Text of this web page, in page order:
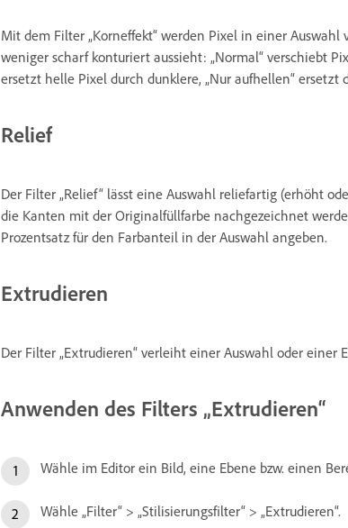
Mit dem Filter „Korneffekt“ werden Pixel in einer
weniger scharf konturiert aussieht: „Normal“ verschiebt
ersetzt helle Pixel durch dunklere, „Nur aufhellen“
Relief
Der Filter „Relief“ lässt eine Auswahl reliefartig (erhöht
die Kanten mit der Originalfüllfarbe nachgezeichnet
Prozentsatz für den Farbanteil in der Auswahl angeben.
Extrudieren
Der Filter „Extrudieren“ verleiht einer Auswahl oder einer
Anwenden des Filters „Extrudieren“
Wähle im Editor ein Bild, eine Ebene bzw. einen
Wähle „Filter“ > „Stilisierungsfilter“ > „Extrudieren“.